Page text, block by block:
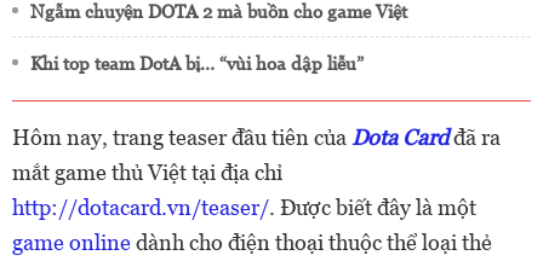
Ngẫm chuyện DOTA 2 mà buồn cho game Việt
Khi top team DotA bị… “vùi hoa dập liễu”
Hôm nay, trang teaser đầu tiên của Dota Cardđã ra
mắt game thủ Việt tại địa chỉ
http://dotacard.vn/teaser/. Được biết đây là một
game onlinedành cho điện thoại thuộc thể loại thẻ